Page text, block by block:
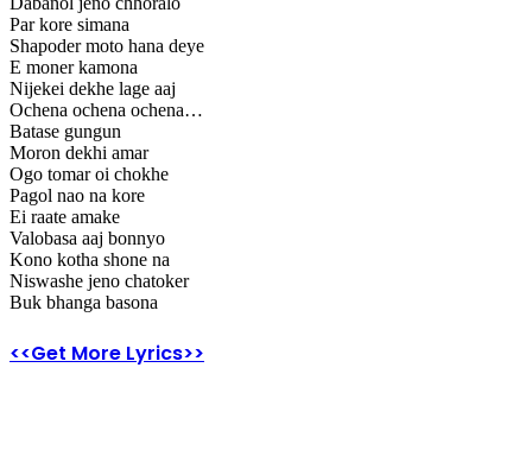
Par kore simana
Shapoder moto hana deye
E moner kamona
Nijekei dekhe lage aaj
Ochena ochena ochena…
Batase gungun
Moron dekhi amar
Ogo tomar oi chokhe
Pagol nao na kore
Ei raate amake
Valobasa aaj bonnyo
Kono kotha shone na
Niswashe jeno chatoker
Buk bhanga basona
<<Get More Lyrics>>